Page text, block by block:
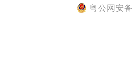
粤公网安